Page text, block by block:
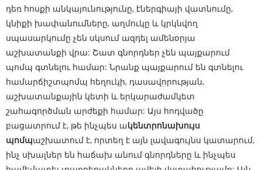
դեռ հոսքի անկայունությունը, էներգիայի վատնումը,
կնիքի խափանումները, աղմուկը և կրկնվող
սպասարկումը չեն սկսում ազդել ամենօրյա
աշխատանքի վրա: Շատ գնորդներ չեն պայքարում
պոմպ գտնելու համար: Նրանք պայքարում են գտնելու
համարճիշտպոմպ հեղուկի, դասավորության,
աշխատանքային կետի և երկարաժամկետ
շահագործման արժեքի համար: Այս հոդվածը
բացատրում է, թե ինչպես ակենտրոնախույս
պոմպաշխատում է, որտեղ է այն լավագույնս կատարում,
ինչ սխալներ են հաճախ անում գնորդները և ինչպես